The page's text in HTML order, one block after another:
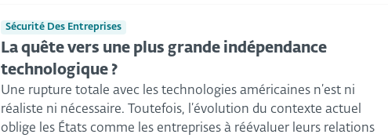
Sécurité Des Entreprises
La quête vers une plus grande indépendance
technologique ?
Une rupture totale avec les technologies américaines n’est ni
réaliste ni nécessaire. Toutefois, l’évolution du contexte actuel
oblige les États comme les entreprises à réévaluer leurs relations